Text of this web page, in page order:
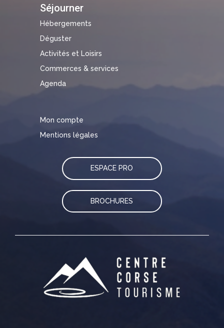
Séjourner
Hébergements
Déguster
Activités et Loisirs
Commerces & services
Agenda
Mon compte
Mentions légales
ESPACE PRO
BROCHURES